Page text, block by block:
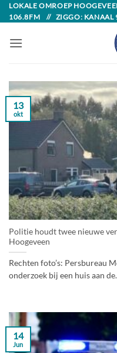
Skip
to
content
LOKALE OMROEP
106.8FM // ZIGGO: KANAAL
Politie houdt twee nieuwe
Hoogeveen
Rechten foto’s: Persbureau
onderzoek bij een huis aan
13
okt
14
Jun